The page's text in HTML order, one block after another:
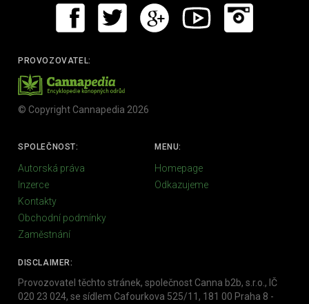
PROVOZOVATEL:
© Copyright Cannapedia 2026
SPOLEČNOST:
Autorská práva
Inzerce
Kontakty
Obchodní podmínky
Zaměstnání
MENU:
Homepage
Odkazujeme
DISCLAIMER:
Provozovatel těchto stránek, společnost Canna b2b, s.r.o., IČ
020 23 024, se sídlem Cafourkova 525/11, 181 00 Praha 8 -